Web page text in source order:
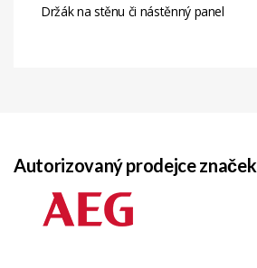
Držák na stěnu či nástěnný panel
Autorizovaný prodejce značek